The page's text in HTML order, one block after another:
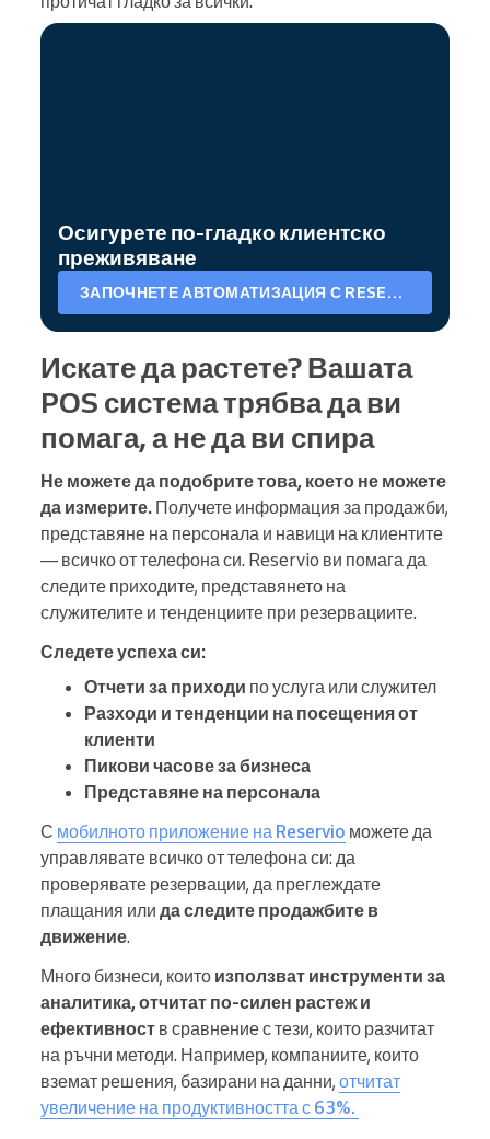
Осигурете по-гладко клиентско
преживяване
ЗАПОЧНЕТЕ АВТОМАТИЗАЦИЯ С RESERVIO
Искате да растете? Вашата
POS система трябва да ви
помага, а не да ви спира
Не можете да подобрите това, което не можете
да измерите. Получете информация за продажби,
представяне на персонала и навици на клиентите
— всичко от телефона си. Reservio ви помага да
следите приходите, представянето на
служителите и тенденциите при резервациите.
Следете успеха си:
Отчети за приходи по услуга или служител
Разходи и тенденции на посещения от
клиенти
Пикови часове за бизнеса
Представяне на персонала
С мобилното приложение на Reservio можете да
управлявате всичко от телефона си: да
проверявате резервации, да преглеждате
плащания или да следите продажбите в
движение.
Много бизнеси, които използват инструменти за
аналитика, отчитат по-силен растеж и
ефективност в сравнение с тези, които разчитат
на ръчни методи. Например, компаниите, които
вземат решения, базирани на данни, отчитат
увеличение на продуктивността с 63%.